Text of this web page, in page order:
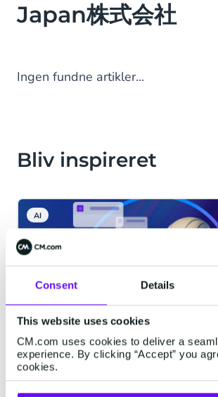
Consent Details
This website uses cookies
CM.com uses cookies to deliver a
experience. By clicking “Accept” you
cookies.
Japan株式会社
Ingen fundne artikler...
Bliv inspireret
AI
Agentic AI: Fremtiden for
Autonome Systemer hos